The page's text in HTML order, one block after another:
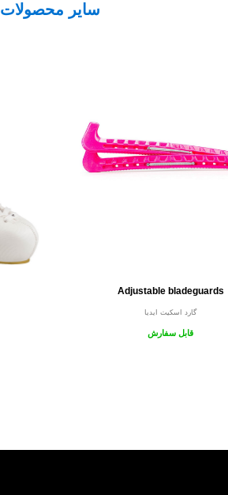
سایر محصولات
Adjustable bladeguards
گارد اسکیت ایدیا